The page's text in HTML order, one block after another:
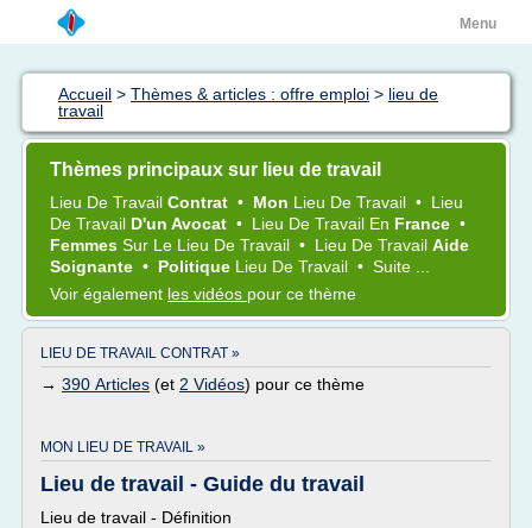
Menu
Accueil > Thèmes & articles : offre emploi > lieu de
travail
Thèmes principaux sur lieu de travail
Lieu De Travail Contrat • Mon Lieu De Travail • Lieu
De Travail D'un Avocat • Lieu De Travail En France •
Femmes Sur Le Lieu De Travail • Lieu De Travail Aide
Soignante • Politique Lieu De Travail • Suite ...
Voir également les vidéos pour ce thème
LIEU DE TRAVAIL CONTRAT »
→ 390 Articles (et 2 Vidéos) pour ce thème
MON LIEU DE TRAVAIL »
Lieu de travail - Guide du travail
Lieu de travail - Définition